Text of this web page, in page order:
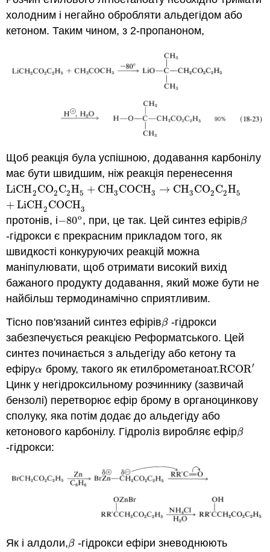
холодним і негайно обробляти альдегідом або
кетоном. Таким чином, з 2-пропаноном,
Щоб реакція була успішною, додавання карбонілу
має бути швидшим, ніж реакція перенесення
LiCH2CO2C2H5 + CH3 COCH3 → CH3CO2C2H5
+ LiCH2COCH3
LiCH2CO2C2H5 +CH3COCH3→CH3CO2C2H5+
протонів, і−80o
−80o, при, це так. Цей синтез ефірівβ
β
-гідрокси є прекрасним прикладом того, як
швидкості конкуруючих реакцій можна
маніпулювати, щоб отримати високий вихід
бажаного продукту додавання, який може бути не
найбільш термодинамічно сприятливим.
Тісно пов'язаний синтез ефірівβ
β -гідрокси
забезпечується реакцією Реформатського. Цей
синтез починається з альдегіду або кетону та
ефіруα
α брому, такого як етилброметаноат.RCOR′
RCOR′
Цинк у негідроксильному розчиннику (зазвичай
бензолі) перетворює ефір брому в органоцинкову
сполуку, яка потім додає до альдегіду або
кетонового карбонілу. Гідроліз виробляє ефірβ
β
-гідрокси:
Як і алдоли,β
β -гідрокси ефіри зневоднюють